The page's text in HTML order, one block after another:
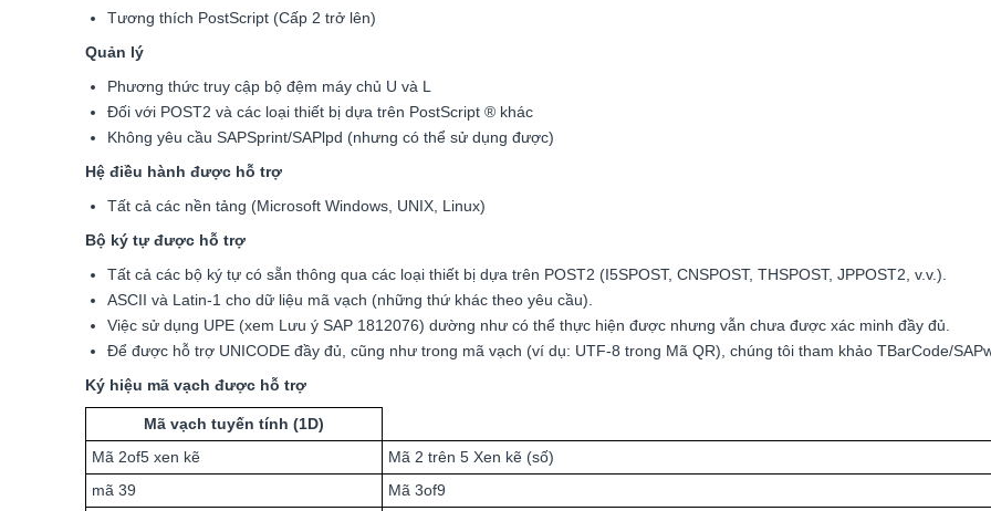
Tương thích PostScript (Cấp 2 trở lên)
Quản lý
Phương thức truy cập bộ đệm máy chủ U và L
Đối với POST2 và các loại thiết bị dựa trên PostScript ® khác
Không yêu cầu SAPSprint/SAPlpd (nhưng có thể sử dụng được)
Hệ điều hành được hỗ trợ
Tất cả các nền tảng (Microsoft Windows, UNIX, Linux)
Bộ ký tự được hỗ trợ
Tất cả các bộ ký tự có sẵn thông qua các loại thiết bị dựa trên POST2 (I5SPOST, CNSPOST, THSPOST, JPPOST2, v.v.).
ASCII và Latin-1 cho dữ liệu mã vạch (những thứ khác theo yêu cầu).
Việc sử dụng UPE (xem Lưu ý SAP 1812076) dường như có thể thực hiện được nhưng vẫn chưa được xác minh đầy đủ.
Để được hỗ trợ UNICODE đầy đủ, cũng như trong mã vạch (ví dụ: UTF-8 trong Mã QR), chúng tôi tham khảo TBarCode/
Ký hiệu mã vạch được hỗ trợ
Mã vạch tuyến tính (1D)
Mã 2of5 xen kẽ
Mã 2 trên 5 Xen kẽ (số)
mã 39
Mã 3of9